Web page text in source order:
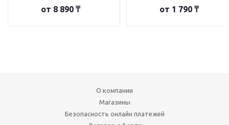
от 8 890 ₸ от 1 790 ₸
О компании
Магазины
Безопасность онлайн платежей